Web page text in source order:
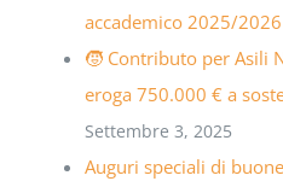
accademico 2025/2026
🧒 Contributo per Asili
eroga 750.000 € a
Settembre 3, 2025
Auguri speciali di